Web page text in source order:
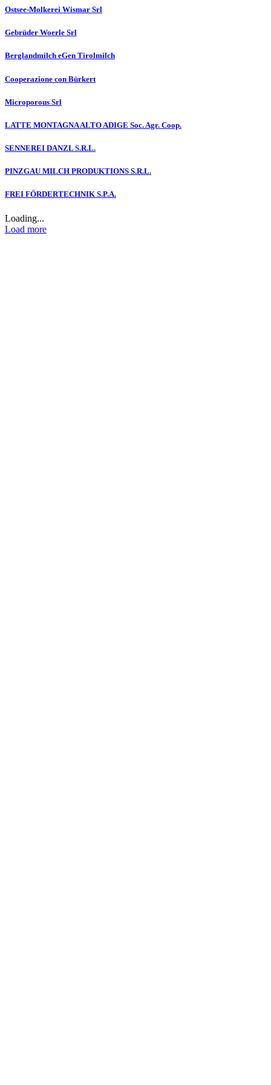
Ostsee-Molkerei Wismar Srl
Gebrüder Woerle Srl
Berglandmilch eGen Tirolmilch
Cooperazione con Bürkert
Microporous Srl
LATTE MONTAGNA ALTO ADIGE Soc. Agr. Coop.
SENNEREI DANZL S.R.L.
PINZGAU MILCH PRODUKTIONS S.R.L.
FREI FÖRDERTECHNIK S.P.A.
Loading...
Load more